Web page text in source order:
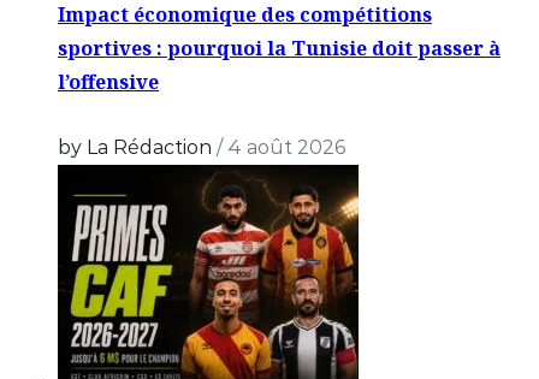
Impact économique des compétitions
sportives : pourquoi la Tunisie doit passer à
l’offensive
by La Rédaction / 4 août 2026